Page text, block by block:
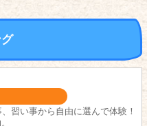
習い事から自由に選んで体験！